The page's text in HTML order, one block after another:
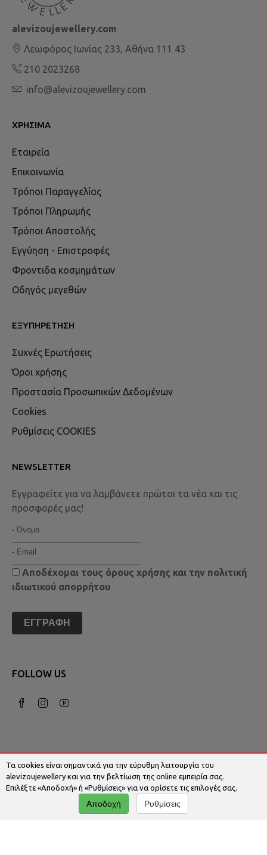
alevizoujewellery.com
Λεωφόρος Ιωνίας 233, Αθήνα 111 43
210 2023268
info@alevizoujewellery.com
ΧΡΉΣΙΜΑ
Εταιρεία
Επικοινωνία
Τρόποι Παραγγελίας
Τρόποι Πληρωμής
Τρόποι Αποστολής
Εγγύηση - Επιστροφές
Φροντιδα κοσμημάτων
Οδηγός μεγεθών
ΕΞΥΠΗΡΈΤΗΣΗ
Συχνές Ερωτήσεις
Όροι χρήσης
Προστασία Προσωπικών Δεδομένων
Cookies
Ρυθμίσεις COOKIES
NEWSLETTER
Εγγραφείτε για να λαμβάνετε πρώτοι τα νέα και τις
προσφορές μας!
Αποδέχομαι τους όρους χρήσης και την πολιτική
ιδιωτικού απορρήτου
ΕΓΓΡΑΦΉ
FOLLOW US
© 2026 Alevizoujewellery.com | Κατασκευή
Ιστοσελίδων - Www.qualityweb.gr
Τα cookies είναι σημαντικά για την εύρυθμη λειτουργία του
alevizoujewellery και για την βελτίωση της online εμπειρία σας.
Επιλέξτε «Αποδοχή» ή «Ρυθμίσεις» για να ορίσετε τις επιλογές σας.
Αποδοχή Ρυθμίσεις